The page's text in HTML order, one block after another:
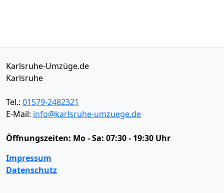
Karlsruhe-Umzüge.de
Karlsruhe
Tel.: 01579-2482321
E-Mail: info@karlsruhe-umzuege.de
Öffnungszeiten: Mo - Sa: 07:30 - 19:30 Uhr
Impressum
Datenschutz